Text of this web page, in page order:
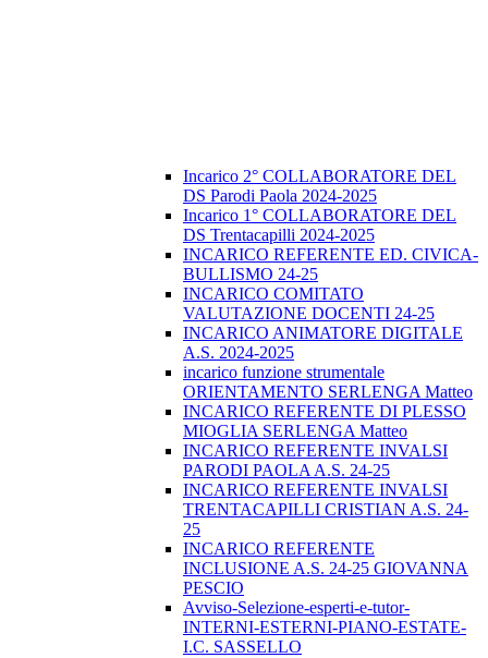
Incarico 2° COLLABORATORE DEL
DS Parodi Paola 2024-2025
Incarico 1° COLLABORATORE DEL
DS Trentacapilli 2024-2025
INCARICO REFERENTE ED. CIVICA-
BULLISMO 24-25
INCARICO COMITATO
VALUTAZIONE DOCENTI 24-25
INCARICO ANIMATORE DIGITALE
A.S. 2024-2025
incarico funzione strumentale
ORIENTAMENTO SERLENGA Matteo
INCARICO REFERENTE DI PLESSO
MIOGLIA SERLENGA Matteo
INCARICO REFERENTE INVALSI
PARODI PAOLA A.S. 24-25
INCARICO REFERENTE INVALSI
TRENTACAPILLI CRISTIAN A.S. 24-
25
INCARICO REFERENTE
INCLUSIONE A.S. 24-25 GIOVANNA
PESCIO
Avviso-Selezione-esperti-e-tutor-
INTERNI-ESTERNI-PIANO-ESTATE-
I.C. SASSELLO